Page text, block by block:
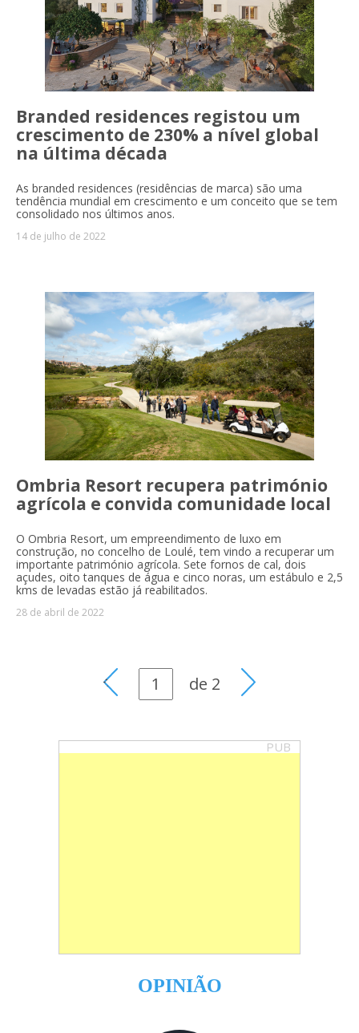
Branded residences registou um
crescimento de 230% a nível global
na última década
As branded residences (residências de marca) são uma
tendência mundial em crescimento e um conceito que se tem
consolidado nos últimos anos.
14 de julho de 2022
Ombria Resort recupera património
agrícola e convida comunidade local
O Ombria Resort, um empreendimento de luxo em
construção, no concelho de Loulé, tem vindo a recuperar um
importante património agrícola. Sete fornos de cal, dois
açudes, oito tanques de água e cinco noras, um estábulo e 2,5
kms de levadas estão já reabilitados.
28 de abril de 2022
de 2
PUB
OPINIÃO